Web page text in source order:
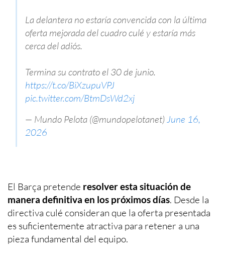
La delantera no estaría convencida con la última
oferta mejorada del cuadro culé y estaría más
cerca del adiós.
Termina su contrato el 30 de junio.
https://t.co/BiXzupuVPJ
pic.twitter.com/BtmDsWd2xj
— Mundo Pelota (@mundopelotanet) June 16,
2026
El Barça pretende resolver esta situación de
manera definitiva en los próximos días. Desde la
directiva culé consideran que la oferta presentada
es suficientemente atractiva para retener a una
pieza fundamental del equipo.